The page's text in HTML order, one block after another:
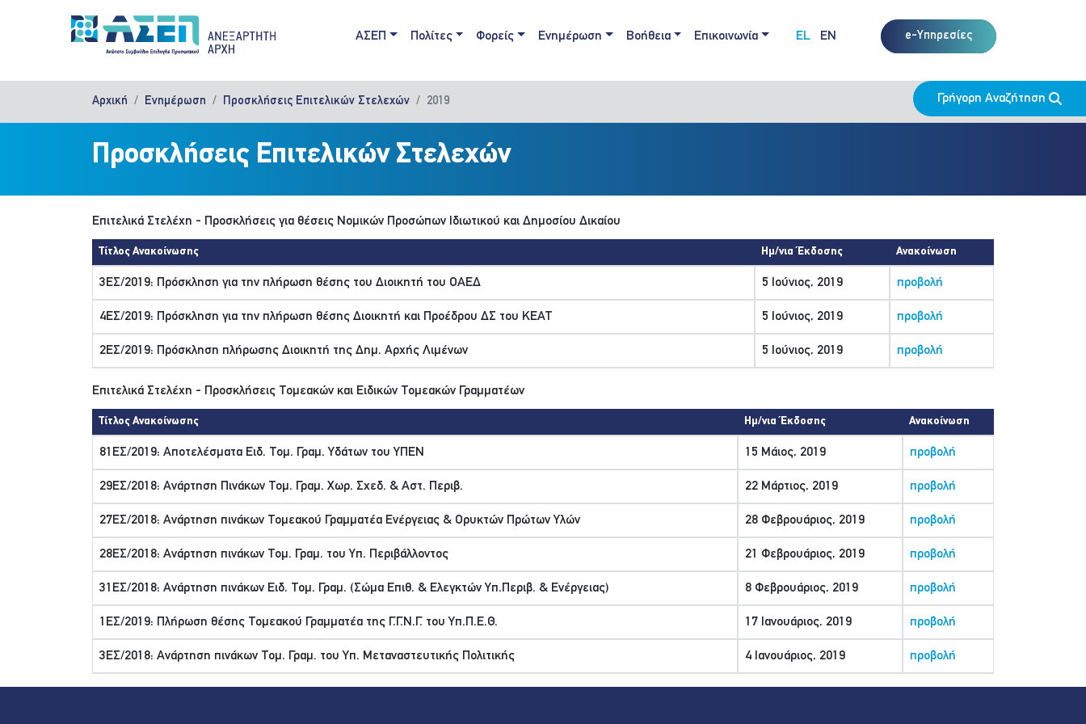
Main navigation
ΑΣΕΠ Πολίτες Φορείς Ενημέρωση Βοήθεια Επικοινωνία EL EN e-Υπηρεσίες
Αρχική Ενημέρωση Προσκλήσεις Επιτελικών Στελεχών 2019
Προσκλήσεις Επιτελικών Στελεχών
Γρήγορη Αναζήτηση
Επιτελικά Στελέχη - Προσκλήσεις για θέσεις Νομικών Προσώπων Ιδιωτικού και Δημοσίου Δικαίου
Τίτλος Ανακοίνωσης Ημ/νια Έκδοσης Ανακοίνωση
3ΕΣ/2019: Πρόσκληση για την πλήρωση θέσης του Διοικητή του ΟΑΕΔ 5 Ιούνιος, 2019 προβολή
4ΕΣ/2019: Πρόσκληση για την πλήρωση θέσης Διοικητή και Προέδρου ΔΣ του ΚΕΑΤ 5 Ιούνιος, 2019 προβολή
2ΕΣ/2019: Πρόσκληση πλήρωσης Διοικητή της Δημ. Αρχής Λιμένων 5 Ιούνιος, 2019 προβολή
Επιτελικά Στελέχη - Προσκλήσεις Τομεακών και Ειδικών Τομεακών Γραμματέων
Τίτλος Ανακοίνωσης Ημ/νια Έκδοσης Ανακοίνωση
81ΕΣ/2019: Αποτελέσματα Ειδ. Τομ. Γραμ. Υδάτων του ΥΠΕΝ 15 Μάιος, 2019 προβολή
29ΕΣ/2018: Ανάρτηση Πινάκων Τομ. Γραμ. Χωρ. Σχεδ. & Αστ. Περιβ. 22 Μάρτιος, 2019 προβολή
27ΕΣ/2018: Ανάρτηση πινάκων Τομεακού Γραμματέα Ενέργειας & Ορυκτών Πρώτων Υλών 28 Φεβρουάριος, 2019 προβολή
28ΕΣ/2018: Ανάρτηση πινάκων Τομ. Γραμ. του Υπ. Περιβάλλοντος 21 Φεβρουάριος, 2019 προβολή
31ΕΣ/2018: Ανάρτηση πινάκων Ειδ. Τομ. Γραμ. (Σώμα Επιθ. & Ελεγκτών Υπ.Περιβ. & Ενέργειας) 8 Φεβρουάριος, 2019 προβολή
1ΕΣ/2019: Πλήρωση θέσης Τομεακού Γραμματέα της Γ.Γ.Ν.Γ. του Υπ.Π.Ε.Θ. 17 Ιανουάριος, 2019 προβολή
3ΕΣ/2018: Ανάρτηση πινάκων Τομ. Γραμ. του Υπ. Μεταναστευτικής Πολιτικής 4 Ιανουάριος, 2019 προβολή